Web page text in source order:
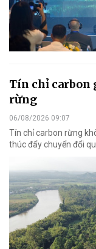
Tín chỉ carbon
rừng
06/08/2026 09:07
Tín chỉ carbon rừng
thúc đẩy chuyển đổi